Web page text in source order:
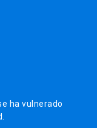
ha vulnerado